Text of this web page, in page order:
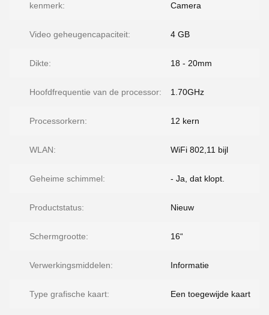
kenmerk: Camera
Video geheugencapaciteit: 4 GB
Dikte: 18 - 20mm
Hoofdfrequentie van de processor: 1.70GHz
Processorkern: 12 kern
WLAN: WiFi 802,11 bijl
Geheime schimmel: - Ja, dat klopt.
Productstatus: Nieuw
Schermgrootte: 16“
Verwerkingsmiddelen: Informatie
Type grafische kaart: Een toegewijde kaart